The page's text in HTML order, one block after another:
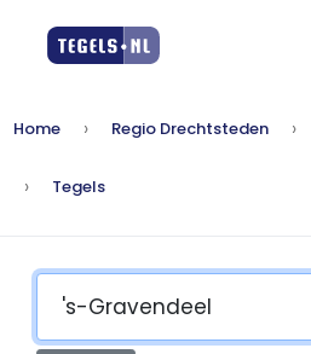
Home Regio Drechtsteden
Tegels